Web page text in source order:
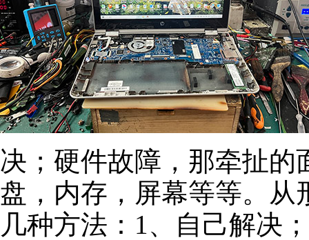
决；硬件故障，那牵扯的
盘，内存，屏幕等等。从
几种方法：1、自己解决